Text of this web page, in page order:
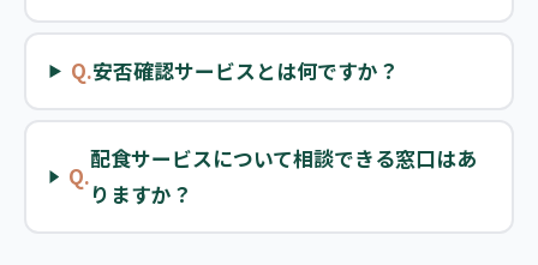
Q.安否確認サービスとは何ですか？
Q.
配食サービスについて相談できる窓口はあ
りますか？